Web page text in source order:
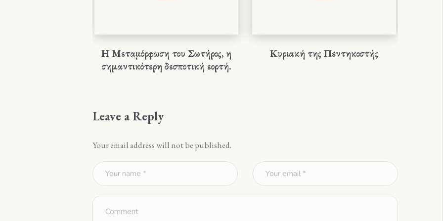
Η Μεταμόρφωση του Σωτήρος, η
σημαντικότερη δεσποτική εορτή.
Κυριακή της Πεντηκοστής
Leave a Reply
Your email address will not be published.